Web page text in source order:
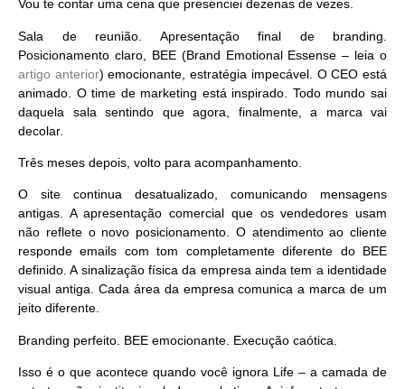
Vou te contar uma cena que presenciei dezenas de vezes.
Sala de reunião. Apresentação final de branding.
Posicionamento claro, BEE (Brand Emotional Essense – leia o
artigo anterior) emocionante, estratégia impecável. O CEO está
animado. O time de marketing está inspirado. Todo mundo sai
daquela sala sentindo que agora, finalmente, a marca vai
decolar.
Três meses depois, volto para acompanhamento.
O site continua desatualizado, comunicando mensagens
antigas. A apresentação comercial que os vendedores usam
não reflete o novo posicionamento. O atendimento ao cliente
responde emails com tom completamente diferente do BEE
definido. A sinalização física da empresa ainda tem a identidade
visual antiga. Cada área da empresa comunica a marca de um
jeito diferente.
Branding perfeito. BEE emocionante. Execução caótica.
Isso é o que acontece quando você ignora Life – a camada de